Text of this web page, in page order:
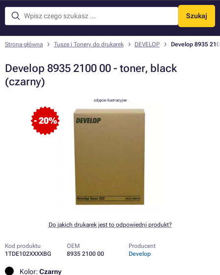
Szukaj
Menu
Strona główna Tusze i Tonery do drukarek DEVELOP Develop 8935
Develop 8935 2100 00 - toner, black
(czarny)
- 20%
zdjęcie ilustracyjne
Do jakich drukarek jest to odpowiedni produkt?
Kod produktu
1TDE102XXXXBG
OEM
8935 2100 00
Producent
Develop
Kolor: Czarny